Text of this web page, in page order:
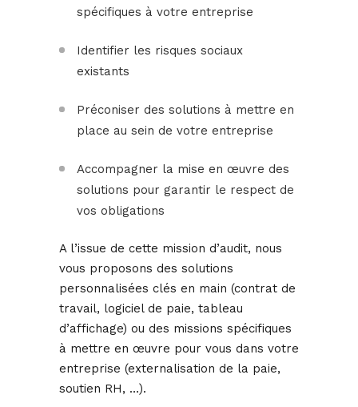
spécifiques à votre entreprise
Identifier les risques sociaux
existants
Préconiser des solutions à mettre en
place au sein de votre entreprise
Accompagner la mise en œuvre des
solutions pour garantir le respect de
vos obligations
A l’issue de cette mission d’audit, nous
vous proposons des solutions
personnalisées clés en main (contrat de
travail, logiciel de paie, tableau
d’affichage) ou des missions spécifiques
à mettre en œuvre pour vous dans votre
entreprise (externalisation de la paie,
soutien RH, …).